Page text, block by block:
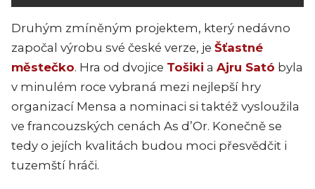
Druhým zmíněným projektem, který nedávno
započal výrobu své české verze, je Šťastné
městečko. Hra od dvojice Tošiki a Ajru Sató byla
v minulém roce vybraná mezi nejlepší hry
organizací Mensa a nominaci si taktéž vysloužila
ve francouzských cenách As d’Or. Konečně se
tedy o jejích kvalitách budou moci přesvědčit i
tuzemští hráči.